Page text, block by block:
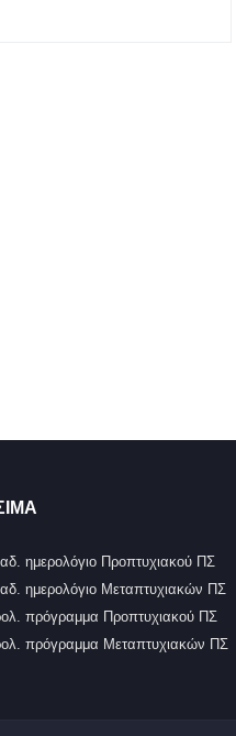
ημερολόγιο Προπτυχιακού ΠΣ
ημερολόγιο Μεταπτυχιακών ΠΣ
πρόγραμμα Προπτυχιακού ΠΣ
πρόγραμμα Μεταπτυχιακών ΠΣ